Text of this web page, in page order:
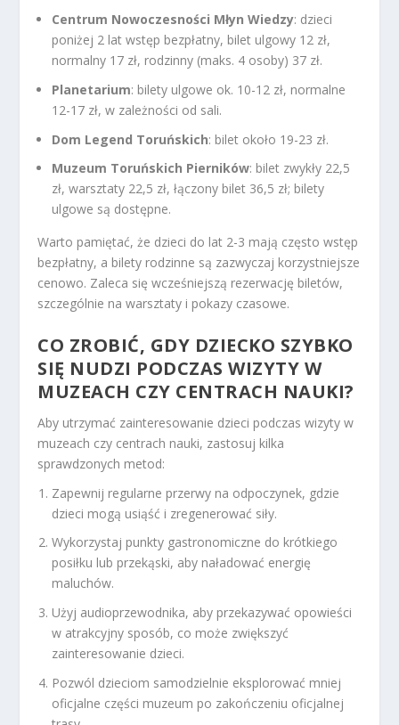
Centrum Nowoczesności Młyn Wiedzy: dzieci
poniżej 2 lat wstęp bezpłatny, bilet ulgowy 12 zł,
normalny 17 zł, rodzinny (maks. 4 osoby) 37 zł.
Planetarium: bilety ulgowe ok. 10-12 zł, normalne
12-17 zł, w zależności od sali.
Dom Legend Toruńskich: bilet około 19-23 zł.
Muzeum Toruńskich Pierników: bilet zwykły 22,5
zł, warsztaty 22,5 zł, łączony bilet 36,5 zł; bilety
ulgowe są dostępne.
Warto pamiętać, że dzieci do lat 2-3 mają często wstęp
bezpłatny, a bilety rodzinne są zazwyczaj korzystniejsze
cenowo. Zaleca się wcześniejszą rezerwację biletów,
szczególnie na warsztaty i pokazy czasowe.
CO ZROBIĆ, GDY DZIECKO SZYBKO
SIĘ NUDZI PODCZAS WIZYTY W
MUZEACH CZY CENTRACH NAUKI?
Aby utrzymać zainteresowanie dzieci podczas wizyty w
muzeach czy centrach nauki, zastosuj kilka
sprawdzonych metod:
Zapewnij regularne przerwy na odpoczynek, gdzie
dzieci mogą usiąść i zregenerować siły.
Wykorzystaj punkty gastronomiczne do krótkiego
posiłku lub przekąski, aby naładować energię
maluchów.
Użyj audioprzewodnika, aby przekazywać opowieści
w atrakcyjny sposób, co może zwiększyć
zainteresowanie dzieci.
Pozwól dzieciom samodzielnie eksplorować mniej
oficjalne części muzeum po zakończeniu oficjalnej